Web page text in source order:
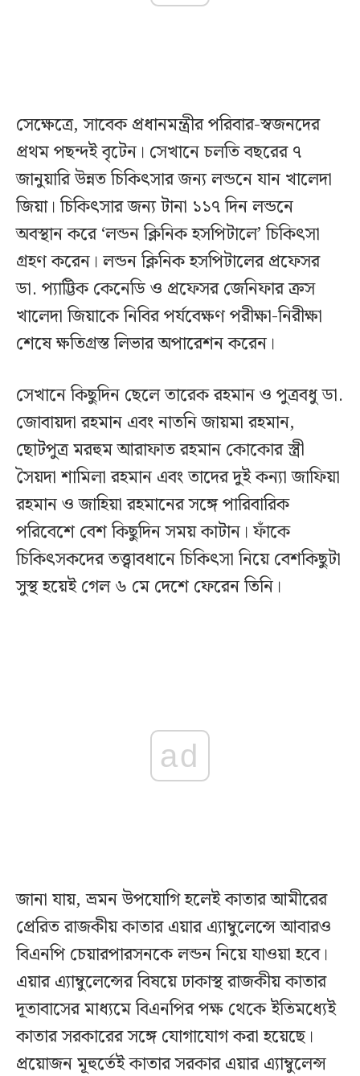
সেক্ষেত্রে, সাবেক প্রধানমন্ত্রীর পরিবার-স্বজনদের
প্রথম পছন্দই বৃটেন। সেখানে চলতি বছরের ৭
জানুয়ারি উন্নত চিকিৎসার জন্য লন্ডনে যান খালেদা
জিয়া। চিকিৎসার জন্য টানা ১১৭ দিন লন্ডনে
অবস্থান করে ‘লন্ডন ক্লিনিক হসপিটালে’ চিকিৎসা
গ্রহণ করেন। লন্ডন ক্লিনিক হসপিটালের প্রফেসর
ডা. প্যাট্টিক কেনেডি ও প্রফেসর জেনিফার ক্রস
খালেদা জিয়াকে নিবির পর্যবেক্ষণ পরীক্ষা-নিরীক্ষা
শেষে ক্ষতিগ্রস্ত লিভার অপারেশন করেন।
সেখানে কিছুদিন ছেলে তারেক রহমান ও পুত্রবধু ডা.
জোবায়দা রহমান এবং নাতনি জায়মা রহমান,
ছোটপুত্র মরহুম আরাফাত রহমান কোকোর স্ত্রী
সৈয়দা শামিলা রহমান এবং তাদের দুই কন্যা জাফিয়া
রহমান ও জাহিয়া রহমানের সঙ্গে পারিবারিক
পরিবেশে বেশ কিছুদিন সময় কাটান। ফাঁকে
চিকিৎসকদের তত্ত্বাবধানে চিকিৎসা নিয়ে বেশকিছুটা
সুস্থ হয়েই গেল ৬ মে দেশে ফেরেন তিনি।
ad
জানা যায়, ভ্রমন উপযোগি হলেই কাতার আমীরের
প্রেরিত রাজকীয় কাতার এয়ার এ্যাম্বুলেন্সে আবারও
বিএনপি চেয়ারপারসনকে লন্ডন নিয়ে যাওয়া হবে।
এয়ার এ্যাম্বুলেন্সের বিষয়ে ঢাকাস্থ রাজকীয় কাতার
দূতাবাসের মাধ্যমে বিএনপির পক্ষ থেকে ইতিমধ্যেই
কাতার সরকারের সঙ্গে যোগাযোগ করা হয়েছে।
প্রয়োজন মূহুর্তেই কাতার সরকার এয়ার এ্যাম্বুলেন্স